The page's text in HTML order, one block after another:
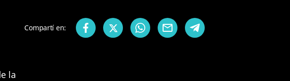
Compartí en:
la